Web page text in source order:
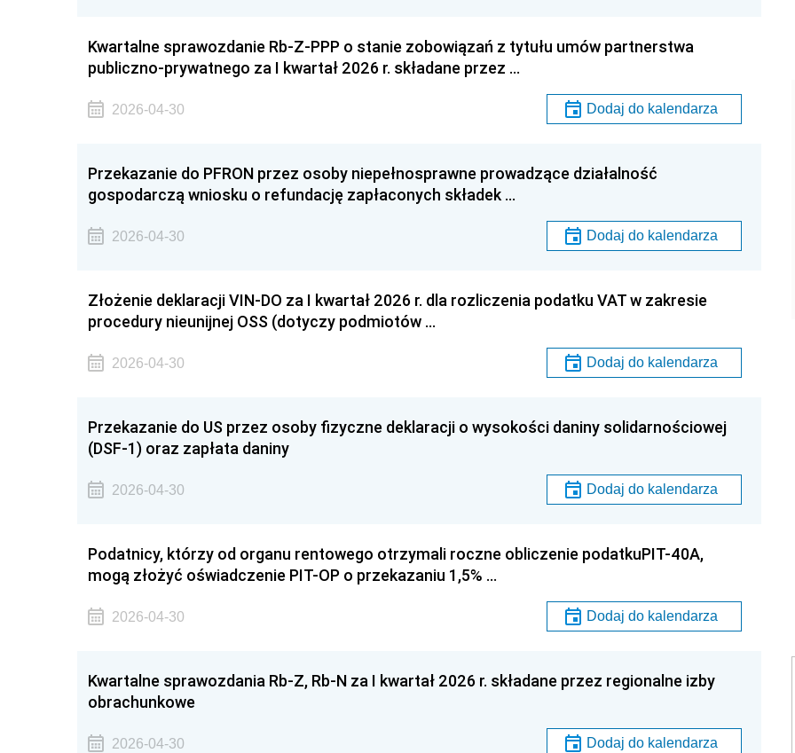
Kwartalne sprawozdanie Rb-Z-PPP o stanie zobowiązań z tytułu umów partnerstwa
publiczno-prywatnego za I kwartał 2026 r. składane przez …
2026-04-30 Dodaj do kalendarza
Przekazanie do PFRON przez osoby niepełnosprawne prowadzące działalność
gospodarczą wniosku o refundację zapłaconych składek …
2026-04-30 Dodaj do kalendarza
Złożenie deklaracji VIN-DO za I kwartał 2026 r. dla rozliczenia podatku VAT w zakresie
procedury nieunijnej OSS (dotyczy podmiotów …
2026-04-30 Dodaj do kalendarza
Przekazanie do US przez osoby fizyczne deklaracji o wysokości daniny solidarnościowej
(DSF-1) oraz zapłata daniny
2026-04-30 Dodaj do kalendarza
Podatnicy, którzy od organu rentowego otrzymali roczne obliczenie podatkuPIT-40A,
mogą złożyć oświadczenie PIT-OP o przekazaniu 1,5% …
2026-04-30 Dodaj do kalendarza
Kwartalne sprawozdania Rb-Z, Rb-N za I kwartał 2026 r. składane przez regionalne izby
obrachunkowe
2026-04-30 Dodaj do kalendarza